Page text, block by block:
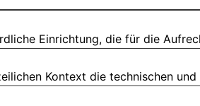
Einrichtung, die für die
Kontext die technischen